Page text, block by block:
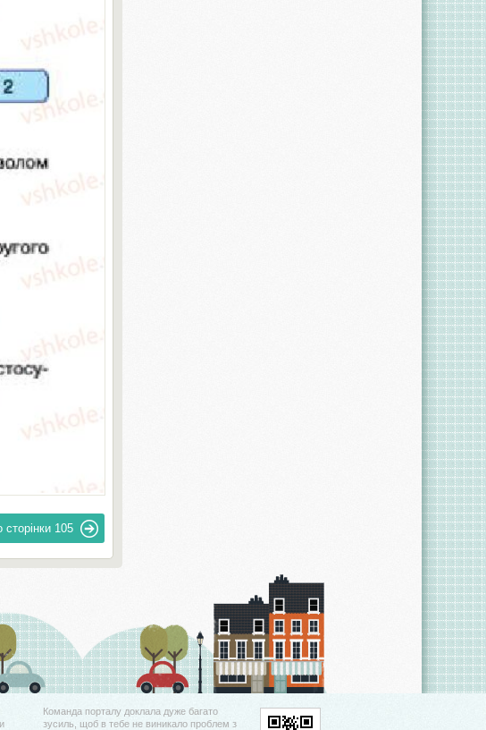
105
Команда порталу доклала дуже багато
зусиль, щоб в тебе не виникало проблем з